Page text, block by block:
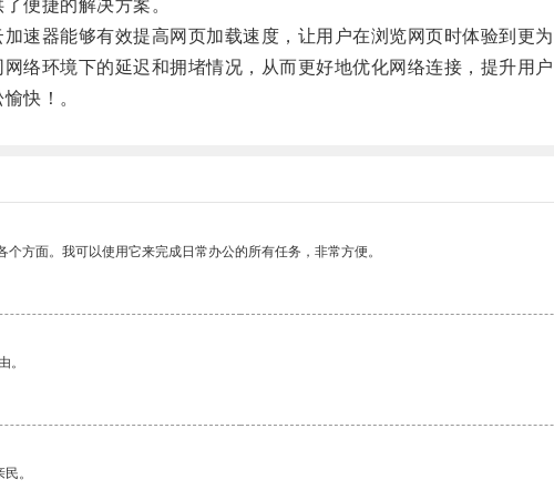
便捷的解决方案。
器能够有效提高网页加载速度，让用户在浏览网页时体验到更为
环境下的延迟和拥堵情况，从而更好地优化网络连接，提升用户
快！。
方面。我可以使用它来完成日常办公的所有任务，非常方便。
。
。